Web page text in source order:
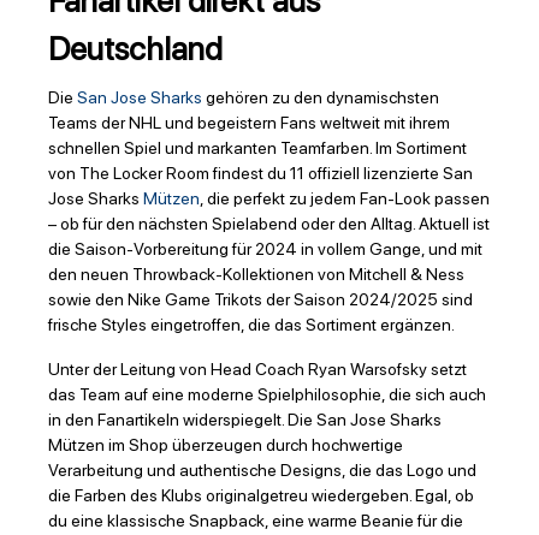
Deutschland
Die San Jose Sharks gehören zu den dynamischsten
Teams der NHL und begeistern Fans weltweit mit ihrem
schnellen Spiel und markanten Teamfarben. Im Sortiment
von The Locker Room findest du 11 offiziell lizenzierte San
Jose Sharks Mützen, die perfekt zu jedem Fan-Look passen
– ob für den nächsten Spielabend oder den Alltag. Aktuell ist
die Saison-Vorbereitung für 2024 in vollem Gange, und mit
den neuen Throwback-Kollektionen von Mitchell & Ness
sowie den Nike Game Trikots der Saison 2024/2025 sind
frische Styles eingetroffen, die das Sortiment ergänzen.
Unter der Leitung von Head Coach Ryan Warsofsky setzt
das Team auf eine moderne Spielphilosophie, die sich auch
in den Fanartikeln widerspiegelt. Die San Jose Sharks
Mützen im Shop überzeugen durch hochwertige
Verarbeitung und authentische Designs, die das Logo und
die Farben des Klubs originalgetreu wiedergeben. Egal, ob
du eine klassische Snapback, eine warme Beanie für die